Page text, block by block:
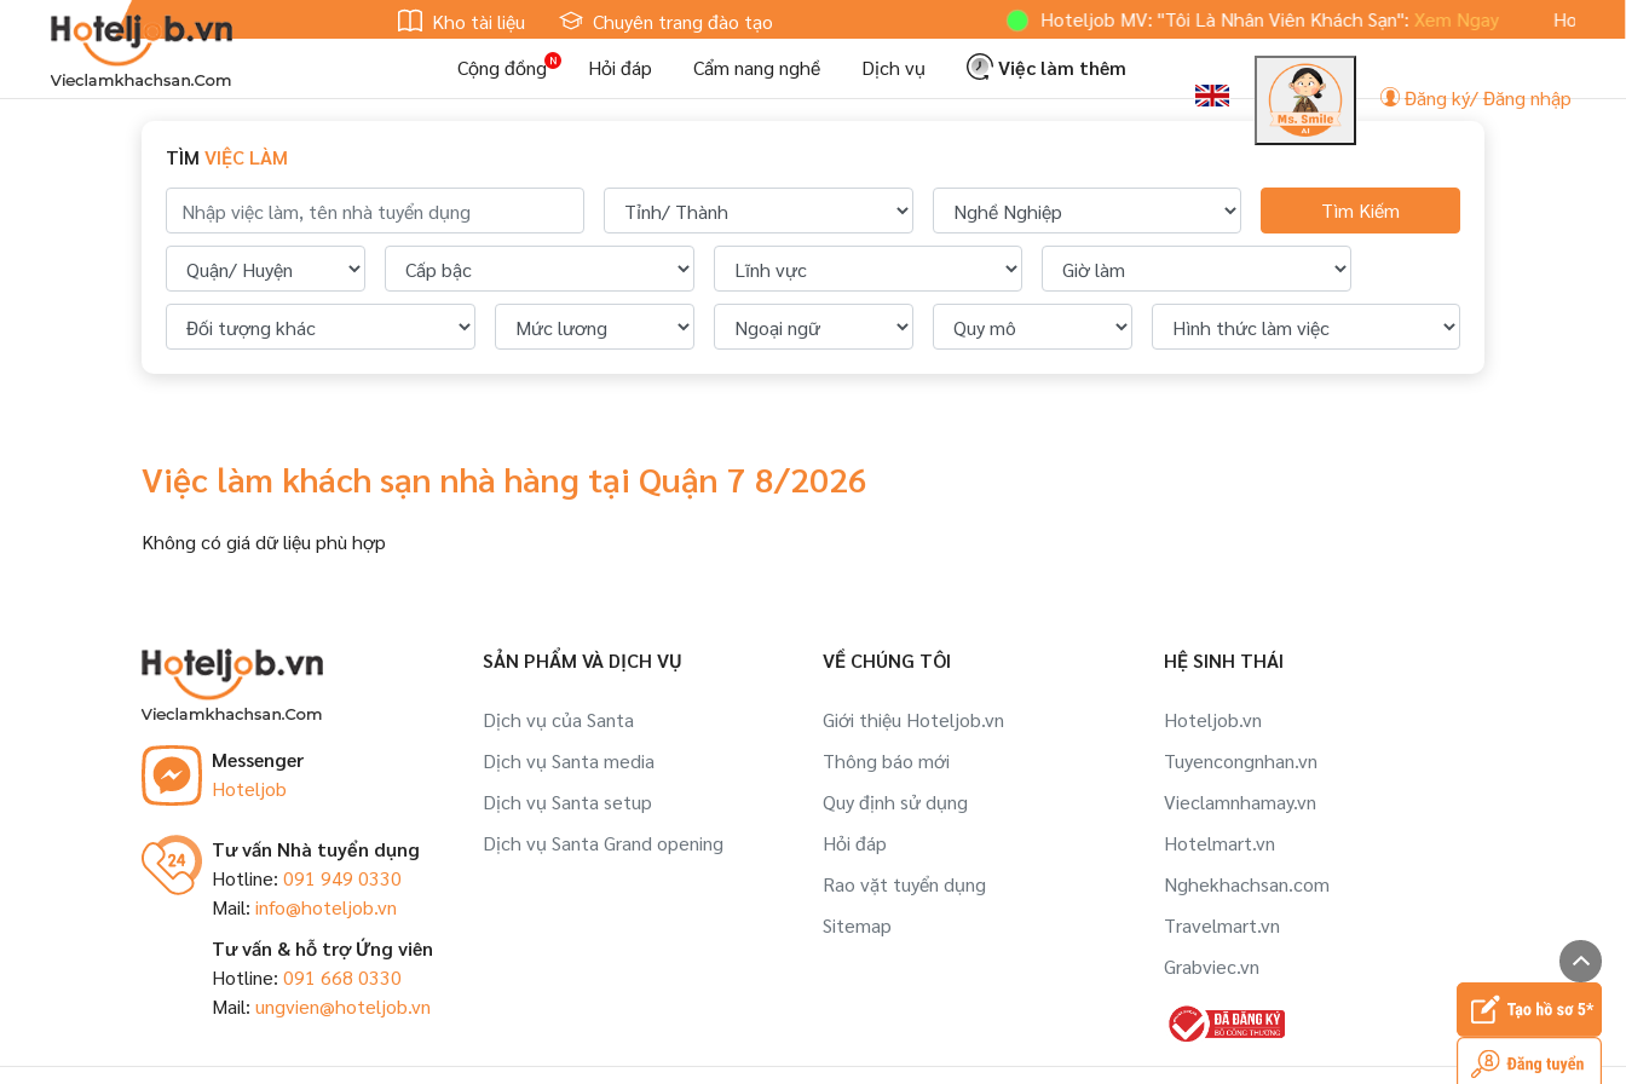
Kho tài liệu Chuyên trang đào tạo Hoteljob MV: "Tôi Là Nhân Viên Khách Sạn":Xem Ngay
Cộng đồng
Hỏi đáp Cẩm nang nghề Dịch vụ
Việc làm thêm
Đăng ký/ Đăng nhập
TÌM VIỆC LÀM
Tìm Kiếm
Việc làm khách sạn nhà hàng tại Quận 7 8/2026
Không có giá dữ liệu phù hợp
Messenger
Hoteljob
Tư vấn Nhà tuyển dụng
Hotline: 091 949 0330
Mail: info@hoteljob.vn
Tư vấn & hỗ trợ Ứng viên
Hotline: 091 668 0330
Mail: ungvien@hoteljob.vn
SẢN PHẨM VÀ DỊCH VỤ
Dịch vụ của Santa
Dịch vụ Santa media
Dịch vụ Santa setup
Dịch vụ Santa Grand opening
VỀ CHÚNG TÔI
Giới thiệu Hoteljob.vn
Thông báo mới
Quy định sử dụng
Hỏi đáp
Rao vặt tuyển dụng
Sitemap
HỆ SINH THÁI
Hoteljob.vn
Tuyencongnhan.vn
Vieclamnhamay.vn
Hotelmart.vn
Nghekhachsan.com
Travelmart.vn
Grabviec.vn